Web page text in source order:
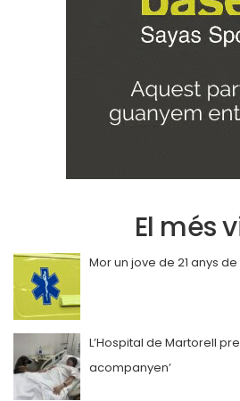
El més
Mor un jove de 21 anys
L’Hospital de Martorell
acompanyen’